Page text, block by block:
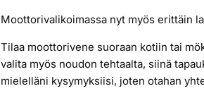
Moottorivalikoimassa nyt myös erittäin
Tilaa moottorivene suoraan kotiin tai
valita myös noudon tehtaalta, siinä
mielelläni kysymyksiisi, joten otahan